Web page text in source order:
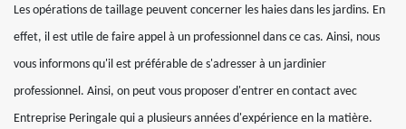
Les opérations de taillage peuvent concerner les haies dans les jardins. En
effet, il est utile de faire appel à un professionnel dans ce cas. Ainsi, nous
vous informons qu'il est préférable de s'adresser à un jardinier
professionnel. Ainsi, on peut vous proposer d'entrer en contact avec
Entreprise Peringale qui a plusieurs années d'expérience en la matière.